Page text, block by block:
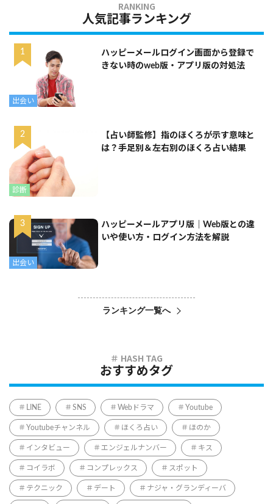
人気記事ランキング
出会い
ハッピーメールログイン画面から登録で
きない時のweb版・アプリ版の対処法
診断
【占い師監修】指のほくろが示す意味と
は？手足別＆左右別のほくろ占い結果
出会い
ハッピーメールアプリ版｜Web版との違
いや使い方・ログイン方法を解説
ランキング一覧へ
おすすめタグ
LINE SNS Webドラマ Youtube
Youtubeチャンネル ほくろ占い ほのか
インタビュー エンジェルナンバー キス
コイラボ コンプレックス スポット
テクニック デート ナジャ・グランディーバ